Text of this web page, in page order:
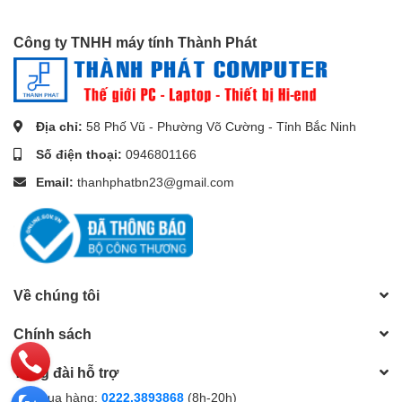
Công ty TNHH máy tính Thành Phát
Địa chỉ: 58 Phố Vũ - Phường Võ Cường - Tỉnh Bắc Ninh
Số điện thoại: 0946801166
Email: thanhphatbn23@gmail.com
Về chúng tôi
Chính sách
Tổng đài hỗ trợ
Gọi mua hàng: 0222.3893868 (8h-20h)